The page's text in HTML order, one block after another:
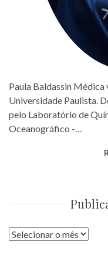
Paula Baldassin
Universidade Paulista.
pelo Laboratório de
Oceanográfico -…
Publicações